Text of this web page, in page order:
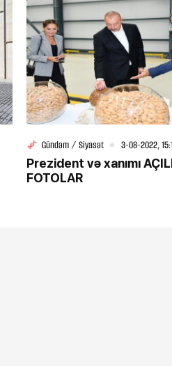
Gündəm / Siyasət 3-08-2022,
Prezident və xanımı
FOTOLAR